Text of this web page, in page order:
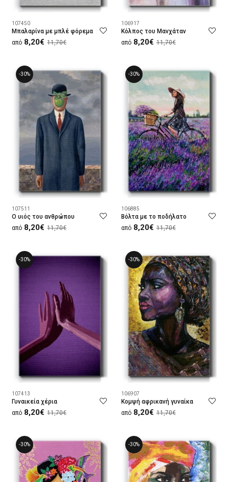
107450
Μπαλαρίνα με μπλέ φόρεμα
από 8,20€ 11,70€
106917
Κόλπος του Μανχάταν
από 8,20€ 11,70€
-30%
107511
Ο υιός του ανθρώπου
από 8,20€ 11,70€
-30%
106885
Βόλτα με το ποδήλατο
από 8,20€ 11,70€
-30%
107413
Γυναικεία χέρια
από 8,20€ 11,70€
-30%
106907
Κομψή αφρικανή γυναίκα
από 8,20€ 11,70€
-30% -30%